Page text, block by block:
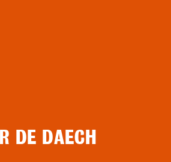
DE DAECH